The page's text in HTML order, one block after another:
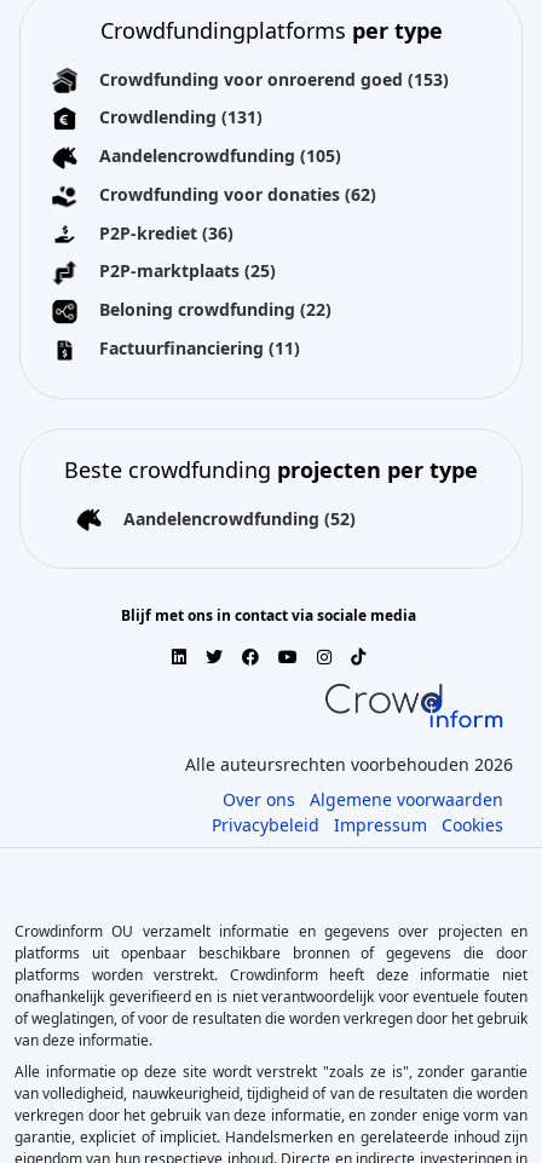
Crowdfundingplatforms per type
Crowdfunding voor onroerend goed (153)
Crowdlending (131)
Aandelencrowdfunding (105)
Crowdfunding voor donaties (62)
P2P-krediet (36)
P2P-marktplaats (25)
Beloning crowdfunding (22)
Factuurfinanciering (11)
Beste crowdfunding projecten per type
Aandelencrowdfunding (52)
Blijf met ons in contact via sociale media
Alle auteursrechten voorbehouden 2026
Over ons
Algemene voorwaarden
Privacybeleid
Impressum Cookies
Crowdinform OU verzamelt informatie en gegevens over projecten en
platforms uit openbaar beschikbare bronnen of gegevens die door
platforms worden verstrekt. Crowdinform heeft deze informatie niet
onafhankelijk geverifieerd en is niet verantwoordelijk voor eventuele fouten
of weglatingen, of voor de resultaten die worden verkregen door het gebruik
van deze informatie.
Alle informatie op deze site wordt verstrekt "zoals ze is", zonder garantie
van volledigheid, nauwkeurigheid, tijdigheid of van de resultaten die worden
verkregen door het gebruik van deze informatie, en zonder enige vorm van
garantie, expliciet of impliciet. Handelsmerken en gerelateerde inhoud zijn